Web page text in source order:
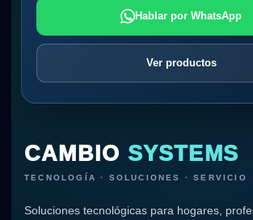
Hablar por WhatsApp
Ver productos
CAMBIO SYSTEMS
TECNOLOGÍA · SOLUCIONES · SERVICIO
Soluciones tecnológicas para hogares,